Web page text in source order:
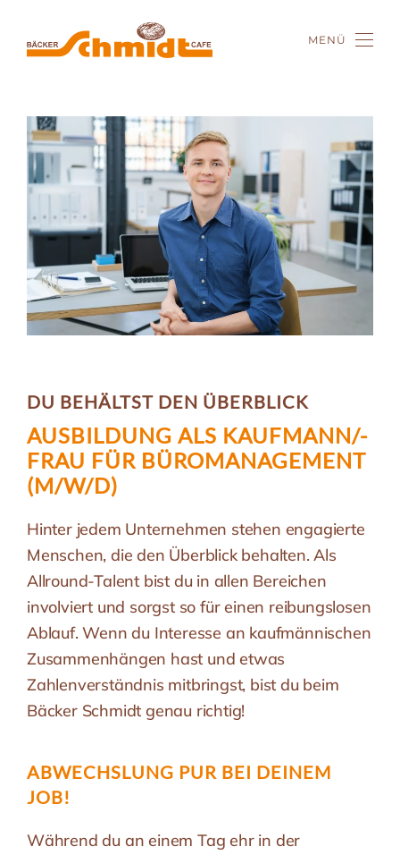
Zum Hauptinhalt springen
MENÜ
DU BEHÄLTST DEN ÜBERBLICK
AUSBILDUNG ALS KAUFMANN/-
FRAU FÜR BÜROMANAGEMENT
(M/W/D)
Hinter jedem Unternehmen stehen engagierte
Menschen, die den Überblick behalten. Als
Allround-Talent bist du in allen Bereichen
involviert und sorgst so für einen reibungslosen
Ablauf. Wenn du Interesse an kaufmännischen
Zusammenhängen hast und etwas
Zahlenverständnis mitbringst, bist du beim
Bäcker Schmidt genau richtig!
ABWECHSLUNG PUR BEI DEINEM
JOB!
Während du an einem Tag ehr in der